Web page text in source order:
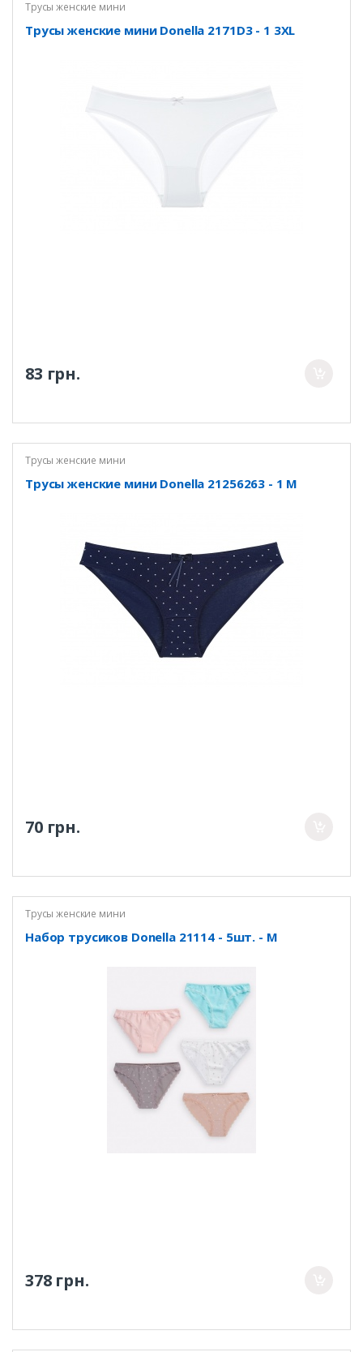
Трусы женские мини
Трусы женские мини Donella 2171D3 - 1 3XL
83 грн.
Трусы женские мини
Трусы женские мини Donella 21256263 - 1 M
70 грн.
Трусы женские мини
Набор трусиков Donella 21114 - 5шт. - M
378 грн.